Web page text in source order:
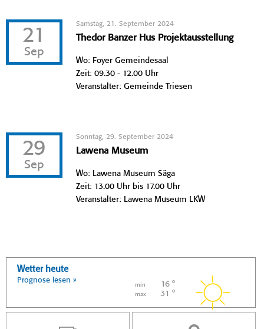
21
Sep
Samstag, 21. September 2024
Thedor Banzer Hus Projektausstellung
Wo: Foyer Gemeindesaal
Zeit: 09.30 - 12.00 Uhr
Veranstalter: Gemeinde Triesen
29
Sep
Sonntag, 29. September 2024
Lawena Museum
Wo: Lawena Museum Säga
Zeit: 13.00 Uhr bis 17.00 Uhr
Veranstalter: Lawena Museum LKW
Wetter heute
Prognose lesen »
min 16 °
max 31 °